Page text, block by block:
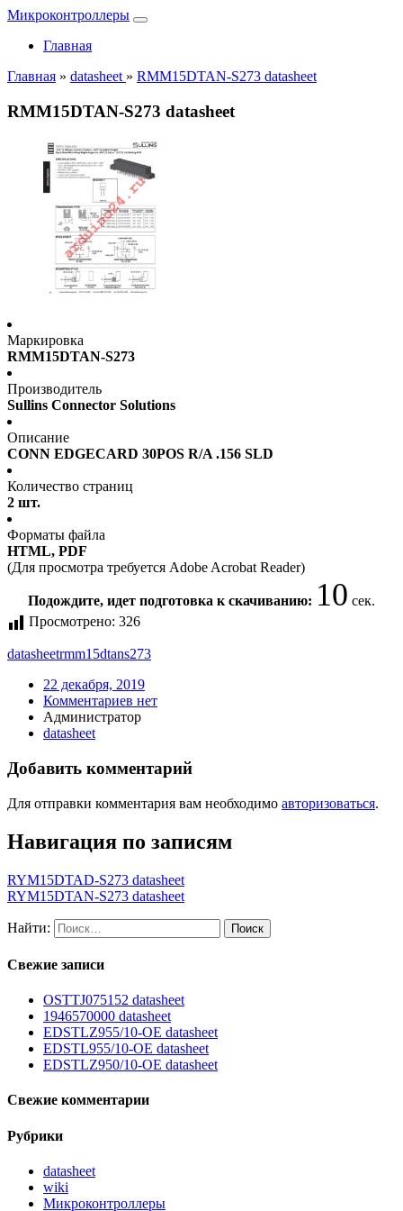
Микроконтроллеры
Главная
Главная » datasheet » RMM15DTAN-S273 datasheet
RMM15DTAN-S273 datasheet
Маркировка
RMM15DTAN-S273
Производитель
Sullins Connector Solutions
Описание
CONN EDGECARD 30POS R/A .156 SLD
Количество страниц
2 шт.
Форматы файла
HTML, PDF
(Для просмотра требуется Adobe Acrobat Reader)
Подождите, идет подготовка к скачиванию: 10 сек.
Просмотрено: 326
datasheetrmm15dtans273
22 декабря, 2019
Комментариев нет
Администратор
datasheet
Добавить комментарий
Для отправки комментария вам необходимо авторизоваться.
Навигация по записям
RYM15DTAD-S273 datasheet
RYM15DTAN-S273 datasheet
Найти:
Свежие записи
OSTTJ075152 datasheet
1946570000 datasheet
EDSTLZ955/10-OE datasheet
EDSTL955/10-OE datasheet
EDSTLZ950/10-OE datasheet
Свежие комментарии
Рубрики
datasheet
wiki
Микроконтроллеры